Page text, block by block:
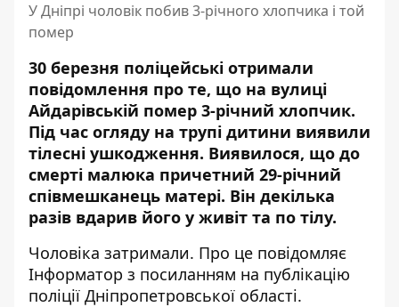
У Дніпрі чоловік побив 3-річного хлопчика і той
помер
30 березня поліцейські отримали
повідомлення про те, що на вулиці
Айдарівській помер 3-річний хлопчик.
Під час огляду на трупі дитини виявили
тілесні ушкодження. Виявилося, що до
смерті малюка причетний 29-річний
співмешканець матері. Він декілька
разів вдарив його у живіт та по тілу.
Чоловіка затримали. Про це повідомляє
Інформатор з посиланням на публікацію
поліції Дніпропетровської області.